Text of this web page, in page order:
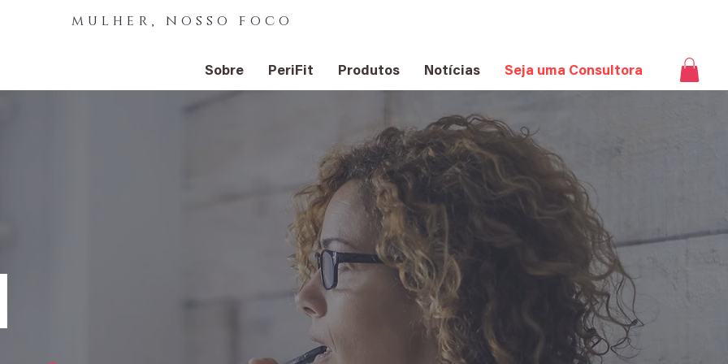
Sobre PeriFit Produtos Notícias Seja uma Consultora
mulher, nosso foco